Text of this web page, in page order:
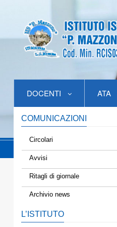
DOCENTI ATA
COMUNICAZIONI
Circolari
Avvisi
Ritagli di giornale
Archivio news
L’ISTITUTO